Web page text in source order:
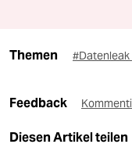
Themen #Datenleak
Feedback
Diesen Artikel teilen